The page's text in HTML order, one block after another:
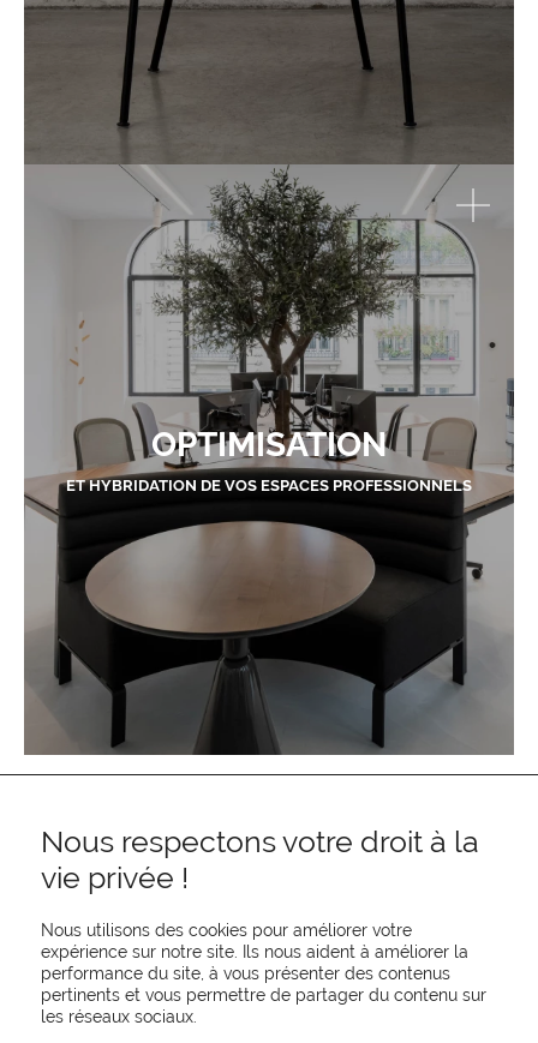
OPTIMISATION
ET HYBRIDATION DE VOS ESPACES PROFESSIONNELS
REJOIGNEZ-NOUS
Nous respectons votre droit à la
vie privée !
Nous utilisons des cookies pour améliorer votre
expérience sur notre site. Ils nous aident à améliorer la
performance du site, à vous présenter des contenus
pertinents et vous permettre de partager du contenu sur
les réseaux sociaux.